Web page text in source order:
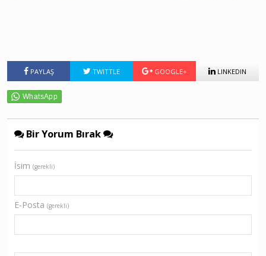
PAYLAŞ TWITTLE GOOGLE+ LINKEDIN
Bir Yorum Bırak
İsim (gerekli)
E-Posta (gerekli)